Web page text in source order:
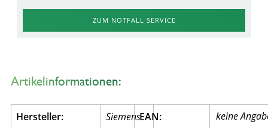
ZUM NOTFALL SERVICE
Artikelinformationen:
Hersteller: SiemensEAN: